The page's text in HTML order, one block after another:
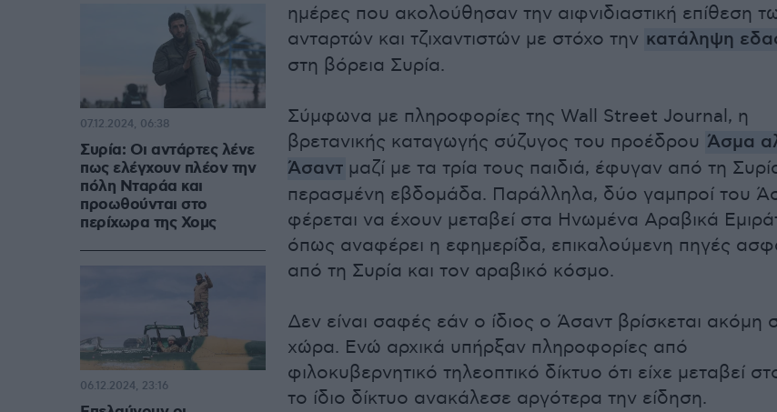
ημέρες που ακολούθησαν την αιφνιδιαστική επίθεση
ανταρτών και τζιχαντιστών με στόχο την κατάληψη
στη βόρεια Συρία.
Σύμφωνα με πληροφορίες της Wall Street Journal, η
βρετανικής καταγωγής σύζυγος του προέδρου Άσμα
Άσαντ μαζί με τα τρία τους παιδιά, έφυγαν από τη
περασμένη εβδομάδα. Παράλληλα, δύο γαμπροί του
φέρεται να έχουν μεταβεί στα Ηνωμένα Αραβικά
όπως αναφέρει η εφημερίδα, επικαλούμενη πηγές
από τη Συρία και τον αραβικό κόσμο.
Δεν είναι σαφές εάν ο ίδιος ο Άσαντ βρίσκεται ακόμη
χώρα. Ενώ αρχικά υπήρξαν πληροφορίες από
φιλοκυβερνητικό τηλεοπτικό δίκτυο ότι είχε μεταβεί
το ίδιο δίκτυο ανακάλεσε αργότερα την είδηση.
Συρία: Οι αντάρτες λένε
πως ελέγχουν πλέον την
πόλη Νταράα και
προωθούνται στο
περίχωρα της Χομς
07.12.2024, 06:38
06.12.2024, 23:16